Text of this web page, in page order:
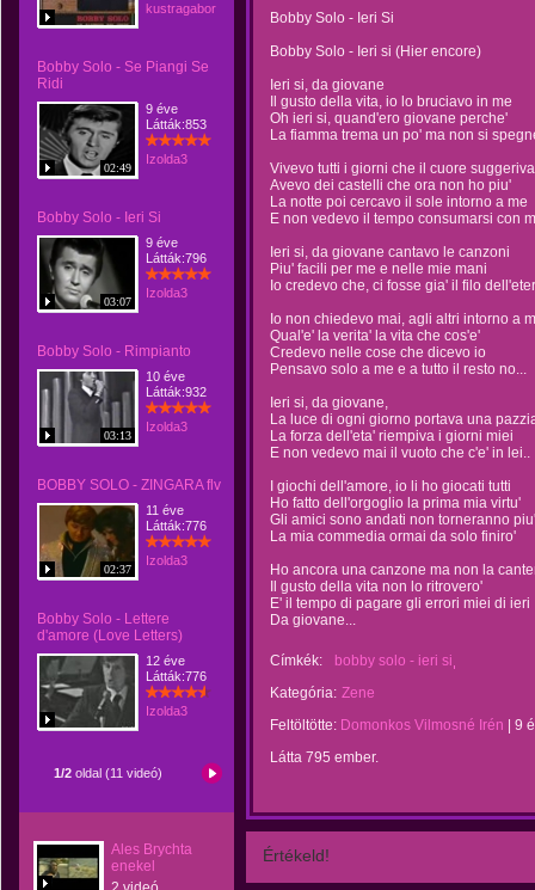
kustragabor
Bobby Solo - Se Piangi Se
Ridi
02:49
9 éve
Látták:853
Izolda3
Bobby Solo - Ieri Si
03:07
9 éve
Látták:796
Izolda3
Bobby Solo - Rimpianto
03:13
10 éve
Látták:932
Izolda3
BOBBY SOLO - ZINGARA flv
02:37
11 éve
Látták:776
Izolda3
Bobby Solo - Lettere
d'amore (Love Letters)
12 éve
Látták:776
Izolda3
1/2oldal (11 videó)
Ales Brychta
enekel
Bobby Solo - Ieri Si
Bobby Solo - Ieri si (Hier encore)
Ieri si, da giovane
Il gusto della vita, io lo bruciavo in me
Oh ieri si, quand'ero giovane perche'
La fiamma trema un po' ma non si
Vivevo tutti i giorni che il cuore suggeriva
Avevo dei castelli che ora non ho piu'
La notte poi cercavo il sole intorno a me
E non vedevo il tempo consumarsi con
Ieri si, da giovane cantavo le canzoni
Piu' facili per me e nelle mie mani
Io credevo che, ci fosse gia' il filo
Io non chiedevo mai, agli altri intorno a
Qual'e' la verita' la vita che cos'e'
Credevo nelle cose che dicevo io
Pensavo solo a me e a tutto il resto no...
Ieri si, da giovane,
La luce di ogni giorno portava una
La forza dell'eta' riempiva i giorni miei
E non vedevo mai il vuoto che c'e' in lei..
I giochi dell'amore, io li ho giocati tutti
Ho fatto dell'orgoglio la prima mia virtu'
Gli amici sono andati non torneranno piu'
La mia commedia ormai da solo finiro'
Ho ancora una canzone ma non la
Il gusto della vita non lo ritrovero'
E' il tempo di pagare gli errori miei di ieri
Da giovane...
Címkék:
bobby solo - ieri si
Kategória: Zene
Feltöltötte: Domonkos Vilmosné Irén
9
Látta 795 ember.
Értékeld!